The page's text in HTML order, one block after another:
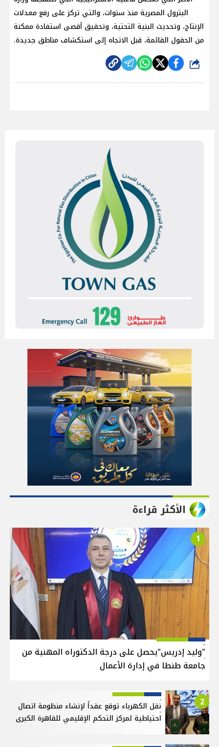
البترول المصرية منذ سنوات، والتي تركز على رفع معدلات
الإنتاج، وتحديث البنية التحتية، وتحقيق أقصى استفادة ممكنة
من الحقول القائمة، قبل الاتجاه إلى استكشاف مناطق جديدة.
شارك
الأكثر قراءة
1
"وليد إدريس"يحصل على درجة الدكتوراه المهنية من
جامعة طنطا في إدارة الأعمال
2
نقل الكهرباء توقع عقداً لإنشاء منظومة اتصال
احتياطية لمركز التحكم الإقليمي للقاهرة الكبرى